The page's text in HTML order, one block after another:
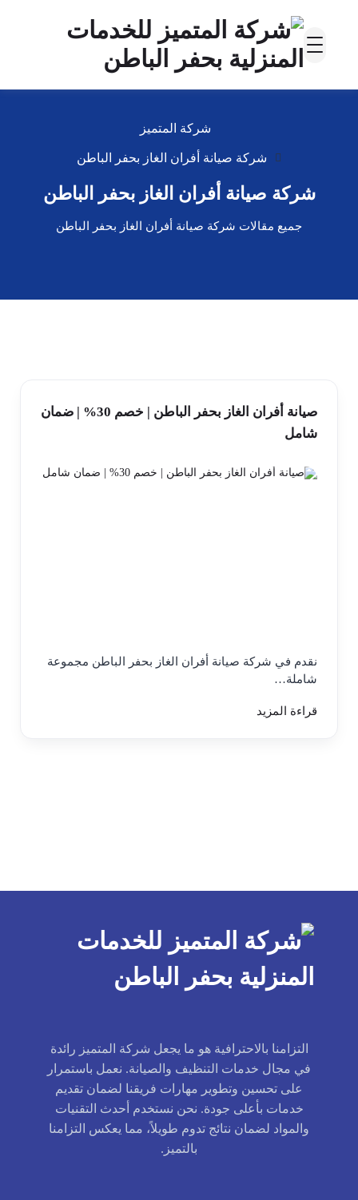
شركة المتميز
شركة صيانة أفران الغاز بحفر الباطن
شركة صيانة أفران الغاز بحفر الباطن
جميع مقالات شركة صيانة أفران الغاز بحفر الباطن
صيانة أفران الغاز بحفر الباطن | خصم 30% | ضمان
شامل
نقدم في شركة صيانة أفران الغاز بحفر الباطن مجموعة
شاملة…
قراءة المزيد
التزامنا بالاحترافية هو ما يجعل شركة المتميز رائدة
في مجال خدمات التنظيف والصيانة. نعمل باستمرار
على تحسين وتطوير مهارات فريقنا لضمان تقديم
خدمات بأعلى جودة. نحن نستخدم أحدث التقنيات
والمواد لضمان نتائج تدوم طويلاً، مما يعكس التزامنا
بالتميز.